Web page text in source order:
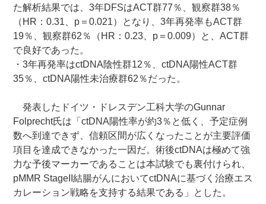
た解析結果では、3年DFSはACT群77％、観察群38％
（HR：0.31、p＝0.021）となり、3年再発率もACT群
19％、観察群62％（HR：0.23、p＝0.009）と、ACT群
で良好であった。
・3年再発率はctDNA陰性群12％、ctDNA陽性ACT群
35％、ctDNA陽性未治療群62％だった。
発表したドイツ・ドレスデン工科大学のGunnar
Folprecht氏は「ctDNA陽性率が約3％と低く、予定症例
数へ到達できず、信頼区間が広くなったことが主要評価
項目を達成できなかった一因だ。術後ctDNAは極めて強
力な予後マーカーであることは本試験でも裏付けられ、
pMMR StageII結腸がんにおいてctDNAに基づく治療エス
カレーション戦略を支持する結果である」とした。